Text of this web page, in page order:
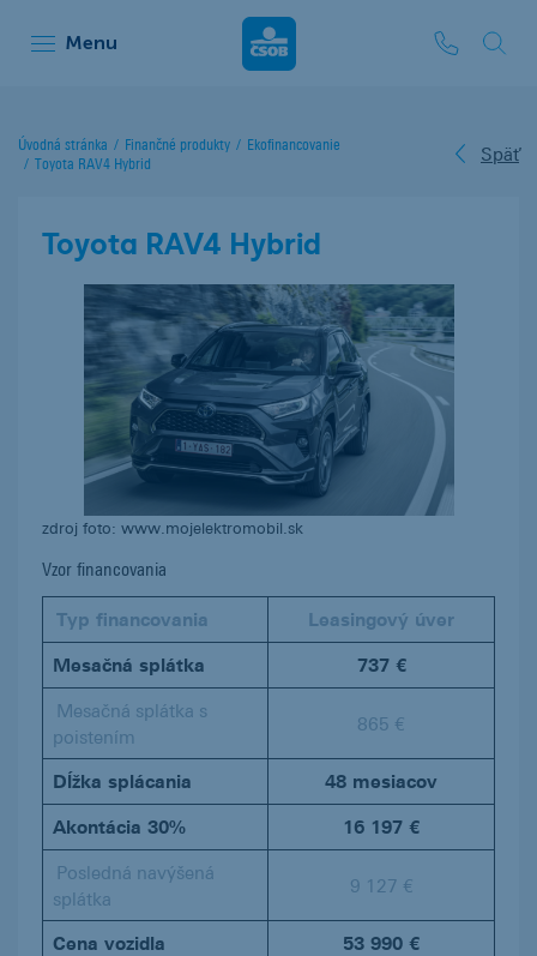
Menu ČSOB Leasing
Úvodná stránka Finančné produkty
Ekofinancovanie
Toyota RAV4 Hybrid
Späť
Toyota RAV4 Hybrid
zdroj foto: www.mojelektromobil.sk
Vzor financovania
Typ financovania
Leasingový úver
Mesačná splátka
737 €
Mesačná splátka s
poistením
865 €
Dĺžka splácania
48 mesiacov
Akontácia 30%
16 197 €
Posledná navýšená
splátka
9 127 €
Cena vozidla
53 990 €